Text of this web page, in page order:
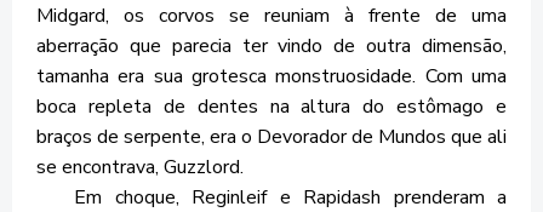
Midgard, os corvos se reuniam à frente de uma
aberração que parecia ter vindo de outra dimensão,
tamanha era sua grotesca monstruosidade. Com uma
boca repleta de dentes na altura do estômago e
braços de serpente, era o Devorador de Mundos que ali
se encontrava, Guzzlord.
Em choque, Reginleif e Rapidash prenderam a